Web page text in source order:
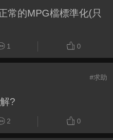
常的MPG檔標準化(只
1 0
#求助
?
2 0